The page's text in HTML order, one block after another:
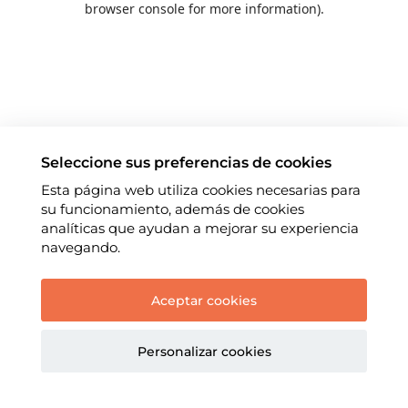
browser console for more information).
Seleccione sus preferencias de cookies
Esta página web utiliza cookies necesarias para
su funcionamiento, además de cookies
analíticas que ayudan a mejorar su experiencia
navegando.
Aceptar cookies
Personalizar cookies